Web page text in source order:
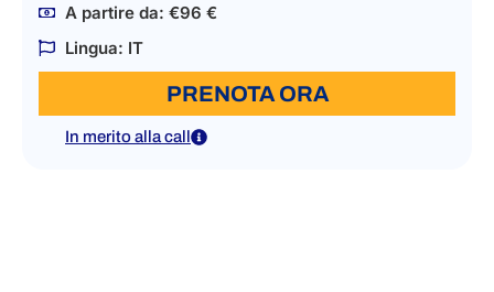
A partire da: €96 €
Lingua: IT
PRENOTA ORA
In merito alla call